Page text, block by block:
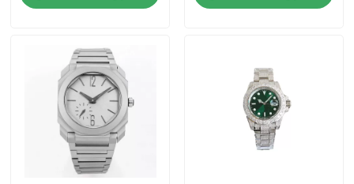
اطلب اقتباس
ساعة معصم ميكانيكية